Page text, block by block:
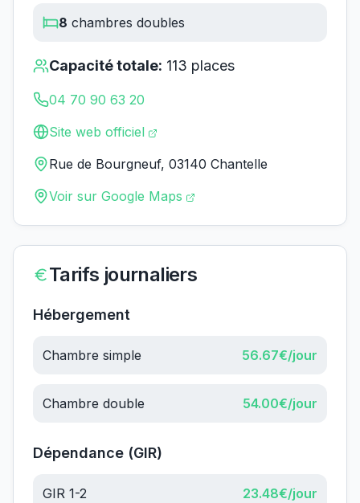
8 chambres doubles
Capacité totale: 113 places
04 70 90 63 20
Site web officiel
Rue de Bourgneuf, 03140 Chantelle
Voir sur Google Maps
Tarifs journaliers
Hébergement
Chambre simple 56.67€/jour
Chambre double 54.00€/jour
Dépendance (GIR)
GIR 1-2 23.48€/jour